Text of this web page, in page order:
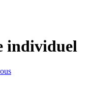
individuel